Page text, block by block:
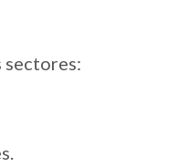
sectores: